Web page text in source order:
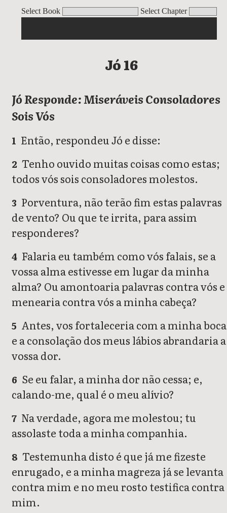
Select Book Select Chapter
Jó 16
Jó Responde: Miseráveis Consoladores
Sois Vós
1 Então, respondeu Jó e disse:
2 Tenho ouvido muitas coisas como estas;
todos vós sois consoladores molestos.
3 Porventura, não terão fim estas palavras
de vento? Ou que te irrita, para assim
responderes?
4 Falaria eu também como vós falais, se a
vossa alma estivesse em lugar da minha
alma? Ou amontoaria palavras contra vós e
menearia contra vós a minha cabeça?
5 Antes, vos fortaleceria com a minha
e a consolação dos meus lábios abrandaria a
vossa dor.
6 Se eu falar, a minha dor não cessa; e,
calando-me, qual é o meu alívio?
7 Na verdade, agora me molestou; tu
assolaste toda a minha companhia.
8 Testemunha disto é que já me fizeste
enrugado, e a minha magreza já se levanta
contra mim e no meu rosto testifica contra
mim.